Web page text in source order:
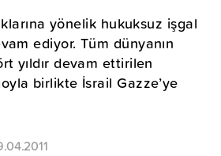
yönelik hukuksuz işgal
ediyor. Tüm dünyanın
yıldır devam ettirilen
birlikte İsrail Gazze’ye